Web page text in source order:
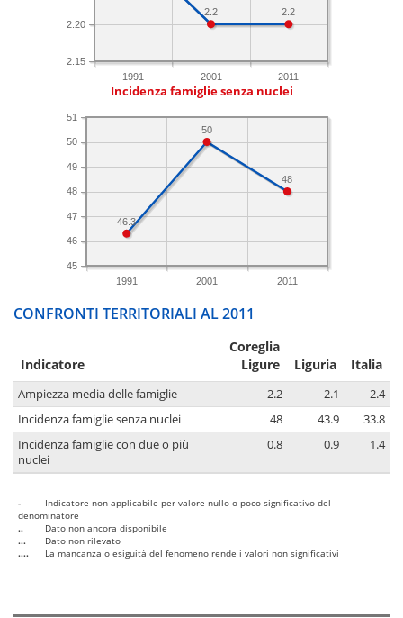
1991 2001 2011
2.15
2.20
2.2
2.2
Incidenza famiglie senza nuclei
1991 2001 2011
45
46
47
48
49
50
51
48
50
46.3
CONFRONTI TERRITORIALI AL 2011
Indicatore
Coreglia
Ligure
Liguria Italia
Ampiezza media delle famiglie 2.2 2.1
2.4
Incidenza famiglie senza nuclei
48 43.9
33.8
Incidenza famiglie con due o più
nuclei
0.8 0.9 1.4
-
Indicatore non applicabile per valore nullo o poco significativo del
denominatore
..
Dato non ancora disponibile
...
Dato non rilevato
....
La mancanza o esiguità del fenomeno rende i valori non significativi